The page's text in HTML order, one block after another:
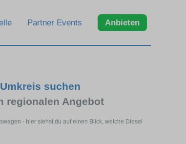
Partner Events Anbieten
suchen
regionalen Angebot
- hier siehst du auf einen Blick, welche Diesel